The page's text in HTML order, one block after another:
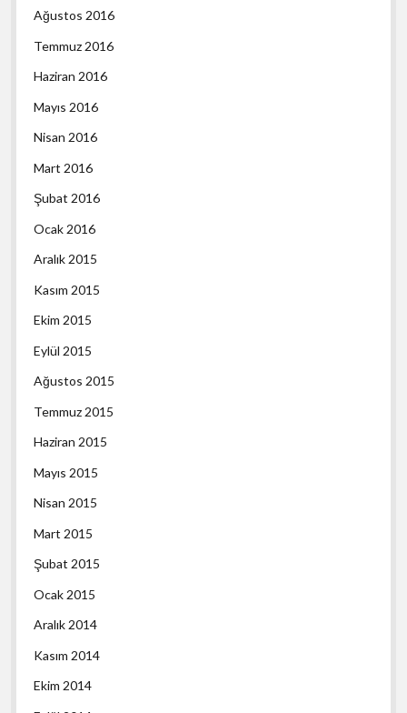
Ağustos 2016
Temmuz 2016
Haziran 2016
Mayıs 2016
Nisan 2016
Mart 2016
Şubat 2016
Ocak 2016
Aralık 2015
Kasım 2015
Ekim 2015
Eylül 2015
Ağustos 2015
Temmuz 2015
Haziran 2015
Mayıs 2015
Nisan 2015
Mart 2015
Şubat 2015
Ocak 2015
Aralık 2014
Kasım 2014
Ekim 2014